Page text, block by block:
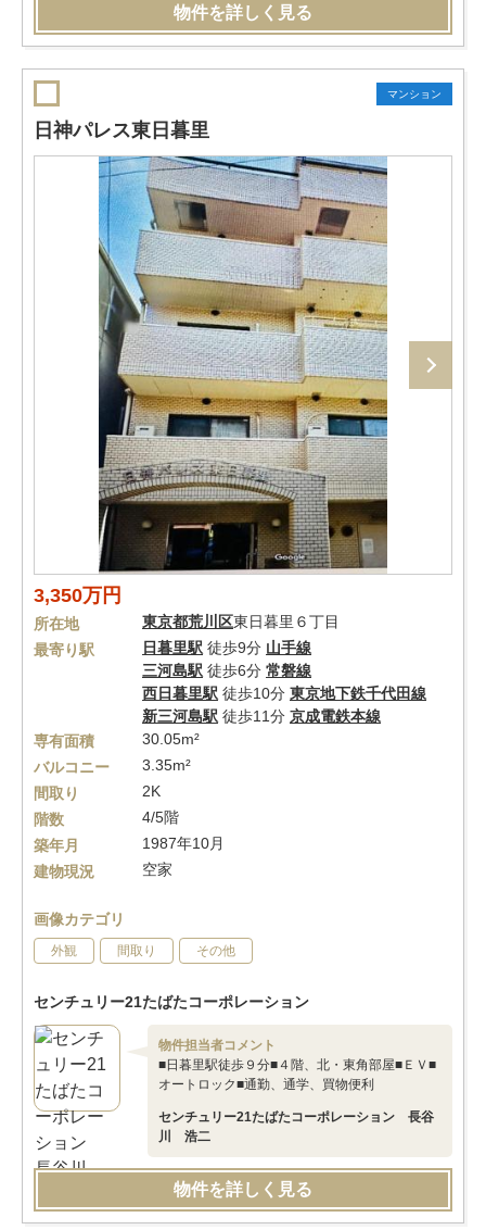
物件を詳しく見る
マンション
日神パレス東日暮里
3,350万円
所在地 東京都荒川区東日暮里６丁目
最寄り駅
日暮里駅 徒歩9分 山手線
三河島駅 徒歩6分 常磐線
西日暮里駅 徒歩10分 東京地下鉄千代田線
新三河島駅 徒歩11分 京成電鉄本線
専有面積
30.05m²
バルコニー
3.35m²
間取り
2K
階数
4/5階
築年月
1987年10月
建物現況
空家
画像カテゴリ
外観 間取り その他
センチュリー21たばたコーポレーション
物件担当者コメント
■日暮里駅徒歩９分■４階、北・東角部屋■ＥＶ■
オートロック■通勤、通学、買物便利
センチュリー21たばたコーポレーション 長谷
川 浩二
物件を詳しく見る